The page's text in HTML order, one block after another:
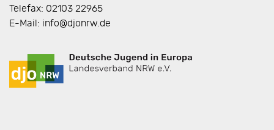
Telefax: 02103 22965
E-Mail: info@djonrw.de